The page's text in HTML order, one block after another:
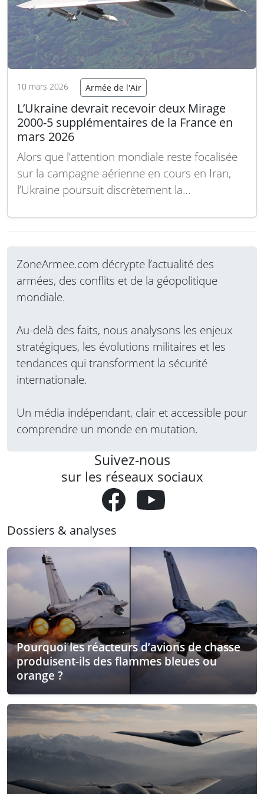
10 mars 2026 Armée de l'Air
L’Ukraine devrait recevoir deux Mirage
2000-5 supplémentaires de la France en
mars 2026
Alors que l’attention mondiale reste focalisée
sur la campagne aérienne en cours en Iran,
l’Ukraine poursuit discrètement la
le pays devrait non seulement recevoir
29, mais aussi un nombre limité de Mirage
2000-5 d’origine française. Deux Mirage…
la suite
ZoneArmee.com décrypte l’actualité des
armées, des conflits et de la géopolitique
mondiale.
Au-delà des faits, nous analysons les enjeux
stratégiques, les évolutions militaires et les
tendances qui transforment la sécurité
internationale.
Un média indépendant, clair et accessible pour
comprendre un monde en mutation.
Suivez-nous
sur les réseaux sociaux
Dossiers & analyses
Pourquoi les réacteurs d’avions de chasse
produisent-ils des flammes bleues ou
orange ?